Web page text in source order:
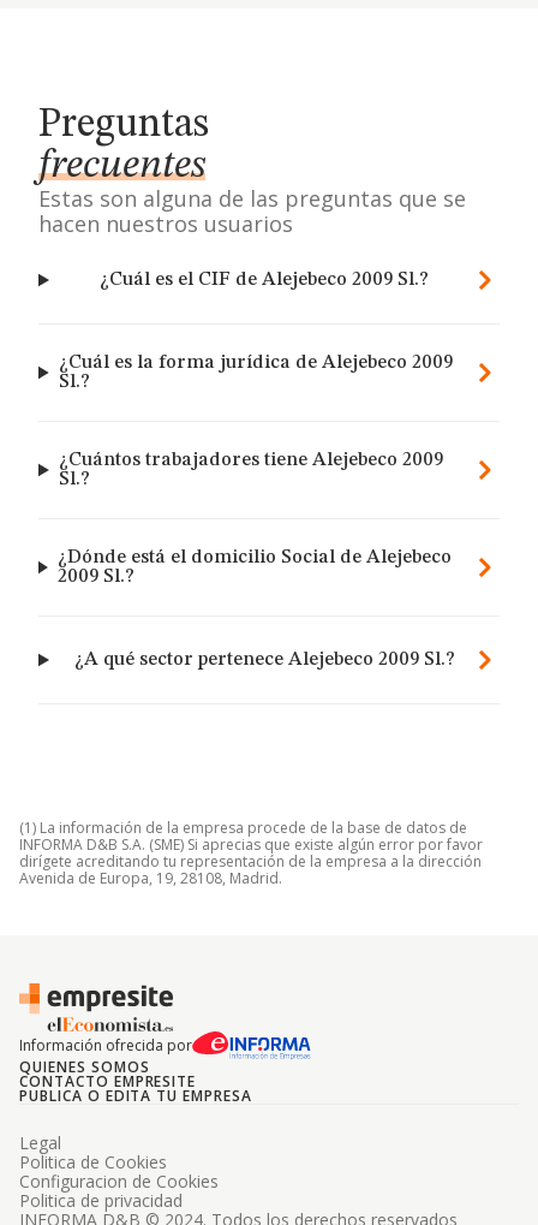
Preguntas
frecuentes
Estas son alguna de las preguntas que se
hacen nuestros usuarios
¿Cuál es el CIF de Alejebeco 2009 Sl.?
¿Cuál es la forma jurídica de Alejebeco 2009
Sl.?
¿Cuántos trabajadores tiene Alejebeco 2009
Sl.?
¿Dónde está el domicilio Social de Alejebeco
2009 Sl.?
¿A qué sector pertenece Alejebeco 2009 Sl.?
(1) La información de la empresa procede de la base de datos de
INFORMA D&B S.A. (SME) Si aprecias que existe algún error por favor
dirígete acreditando tu representación de la empresa a la dirección
Avenida de Europa, 19, 28108, Madrid.
Información ofrecida por
QUIENES SOMOS
CONTACTO EMPRESITE
PUBLICA O EDITA TU EMPRESA
INFORMA D&B © 2024. Todos los derechos reservados
Legal
Politica de Cookies
Configuracion de Cookies
Politica de privacidad